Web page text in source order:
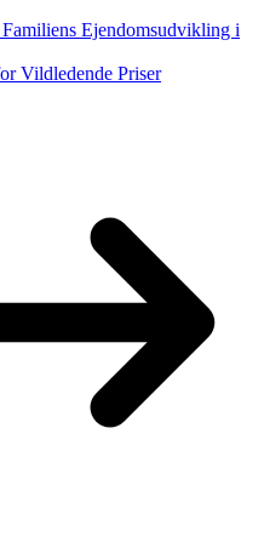
Ejendomsudvikling i
Vildledende Priser